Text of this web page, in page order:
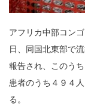
アフリカ中部コン
日、同国北東部で
報告され、このう
患者のうち４９４
る。